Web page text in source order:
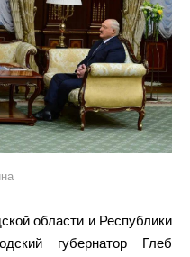
области и Республики
губернатор Глеб